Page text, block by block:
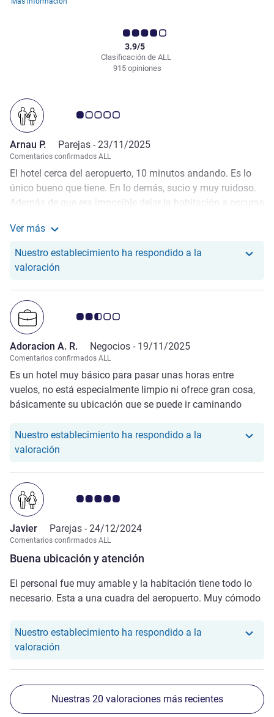
Clasificación de ALL
3.9/5
915 opiniones
Nota de clientes de Avis 1.0/5
Arnau P. Parejas - 23/11/2025
Comentarios confirmados ALL
El hotel cerca del aeropuerto, 10 minutos andando. Es lo
único bueno que tiene. En lo demás, sucio y muy ruidoso.
Además de que era imposible dejar la habitación a oscuras
sucio y las sabanas y toallas olían mal. Y mucho polvo en
general, a lo que soy alérgico y me ha dado reacción. El
aislamiento, terrible. Se escuchaba perfectamente lo que
afuera. Tampoco ayuda que la nevera de la habitación,
fuera de las mas viejas y hiciera mucho ruido. Soy cliente
habitual de Ibis Budget para moverme por Europa, y ya se
que son hoteles económicos pero por lo general están
bien. Pero en este caso solo lo salva la ubicación, porque
por lo demás, un desastre.
Ver más
Nuestro establecimiento ha respondido a la
valoración
Nota de clientes de Avis 2.5/5
Adoracion A. R. Negocios - 19/11/2025
Comentarios confirmados ALL
Es un hotel muy básico para pasar unas horas entre
vuelos, no está especialmente limpio ni ofrece gran cosa,
básicamente su ubicación que se puede ir caminando
Nuestro establecimiento ha respondido a la
valoración
Buena ubicación y atención
Nota de clientes de Avis 5.0/5
Javier Parejas - 24/12/2024
Comentarios confirmados ALL
El personal fue muy amable y la habitación tiene todo lo
necesario. Esta a una cuadra del aeropuerto. Muy cómodo
Nuestro establecimiento ha respondido a la
valoración
Nuestras 20 valoraciones más recientes